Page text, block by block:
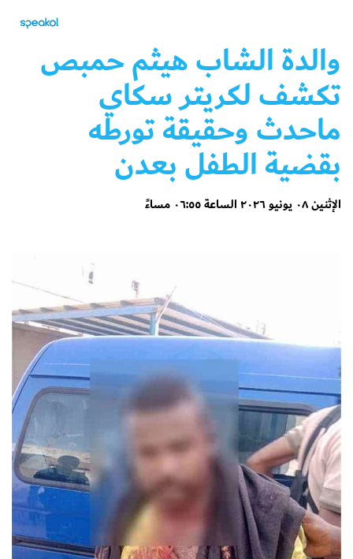
والدة الشاب هيثم حمبص
تكشف لكريتر سكاي
ماحدث وحقيقة تورطه
بقضية الطفل بعدن
الإثنين ٠٨ يونيو ٢٠٢٦ الساعة ٠٦:٥٥ مساءً